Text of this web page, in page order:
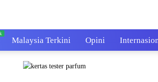
Malaysia Terkini Opini